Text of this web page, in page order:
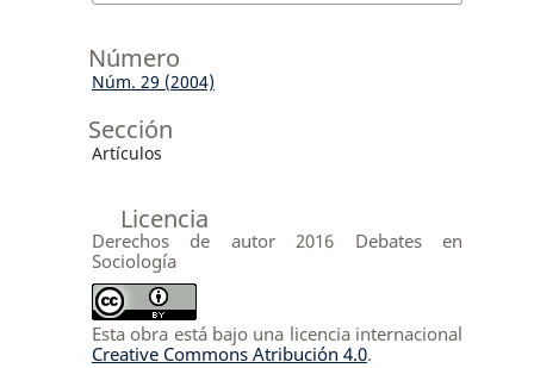
Número
Núm. 29 (2004)
Sección
Artículos
Licencia
Derechos de autor 2016 Debates en
Sociología
Esta obra está bajo una licencia internacional
Creative Commons Atribución 4.0.